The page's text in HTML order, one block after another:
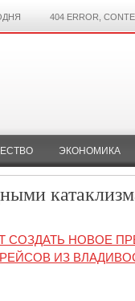
404 ERROR,
ЭКОНОМИКА
СОЗДАТЬ НОВОЕ
ИЗ